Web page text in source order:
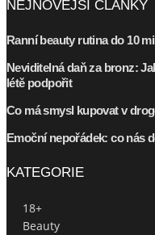
NEJNOVĚJŠÍ ČLÁNKY
Ranní beauty rutina do 10
Neviditelná daň za bronz:
létě podpořit
Co má smysl kupovat v
Emoční nepořádek: co nás
KATEGORIE
18+
Beauty